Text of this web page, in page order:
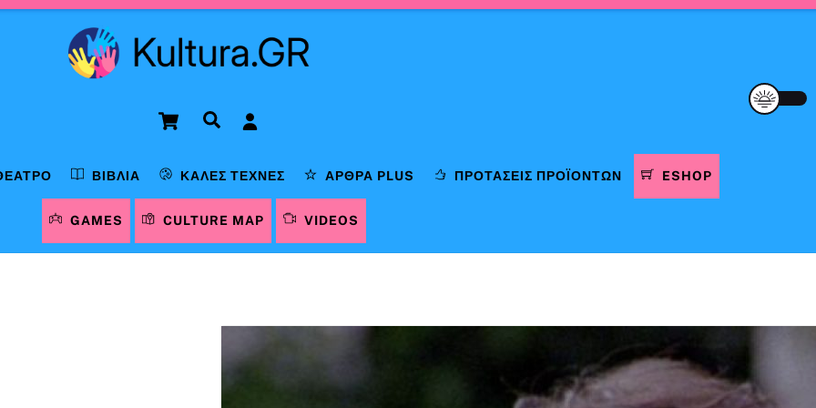
Cart Αναζήτηση
ΒΙΒΛΊΑ ΚΑΛΈΣ ΤΈΧΝΕΣ ΆΡΘΡΑ PLUS ΠΡΟΤΆΣΕΙΣ ΠΡΟΪΌΝΤΩΝ ESHOP
GAMES CULTURE MAP VIDEOS